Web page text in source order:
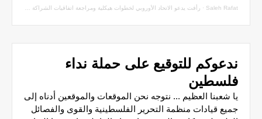
Saleh Rafat
· رأفت يدعو الاتحاد الأوروبي لخطوات هيكلية ومراجعة اتفاقيات الشراكة مع سلطة الاحتلال